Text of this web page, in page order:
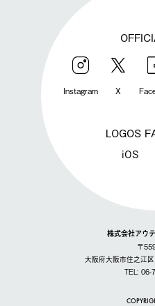
Instagram X
LOGOS
iOS
株式会社アウ
〒
大阪府大阪市住之江
TEL: 06-